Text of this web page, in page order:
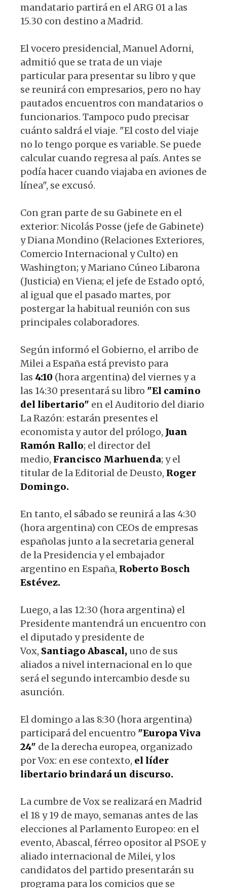
mandatario partirá en el ARG 01 a las
15.30 con destino a Madrid.
El vocero presidencial, Manuel Adorni,
admitió que se trata de un viaje
particular para presentar su libro y que
se reunirá con empresarios, pero no hay
pautados encuentros con mandatarios o
funcionarios. Tampoco pudo precisar
cuánto saldrá el viaje. "El costo del viaje
no lo tengo porque es variable. Se puede
calcular cuando regresa al país. Antes se
podía hacer cuando viajaba en aviones de
línea", se excusó.
Con gran parte de su Gabinete en el
exterior: Nicolás Posse (jefe de Gabinete)
y Diana Mondino (Relaciones Exteriores,
Comercio Internacional y Culto) en
Washington; y Mariano Cúneo Libarona
(Justicia) en Viena; el jefe de Estado optó,
al igual que el pasado martes, por
postergar la habitual reunión con sus
principales colaboradores.
Según informó el Gobierno, el arribo de
Milei a España está previsto para
las 4:10 (hora argentina) del viernes y a
las 14:30 presentará su libro "El camino
del libertario" en el Auditorio del diario
La Razón: estarán presentes el
economista y autor del prólogo, Juan
Ramón Rallo; el director del
medio, Francisco Marhuenda; y el
titular de la Editorial de Deusto, Roger
Domingo.
En tanto, el sábado se reunirá a las 4:30
(hora argentina) con CEOs de empresas
españolas junto a la secretaria general
de la Presidencia y el embajador
argentino en España, Roberto Bosch
Estévez.
Luego, a las 12:30 (hora argentina) el
Presidente mantendrá un encuentro con
el diputado y presidente de
Vox, Santiago Abascal, uno de sus
aliados a nivel internacional en lo que
será el segundo intercambio desde su
asunción.
El domingo a las 8:30 (hora argentina)
participará del encuentro "Europa Viva
24" de la derecha europea, organizado
por Vox: en ese contexto, el líder
libertario brindará un discurso.
La cumbre de Vox se realizará en Madrid
el 18 y 19 de mayo, semanas antes de las
elecciones al Parlamento Europeo: en el
evento, Abascal, férreo opositor al PSOE y
aliado internacional de Milei, y los
candidatos del partido presentarán su
programa para los comicios que se